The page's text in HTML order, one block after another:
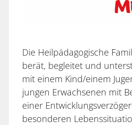
Die Heilpädagogische
berät, begleitet und
mit einem Kind/einem
jungen Erwachsenen mit
einer
besonderen